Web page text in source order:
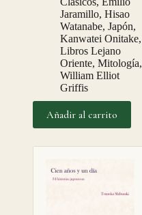
Jaramillo, Hisao
Watanabe, Japón,
Kanwatei Onitake,
Libros Lejano
Oriente, Mitología,
William Elliot
Griffis
Añadir al carrito